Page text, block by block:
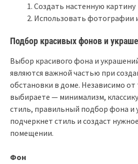
Создать настенную картину
Использовать фотографии
Подбор красивых фонов и
Выбор красивого фона и
являются важной частью при
обстановки в доме. Независимо от
выбираете — минимализм,
стиль, правильный подбор фона и
подчеркнет стиль и создаст
помещении.
Фон